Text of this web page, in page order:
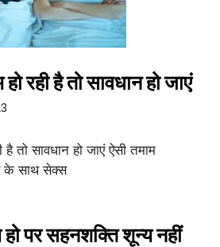
रही है तो सावधान हो जाएं
तो सावधान हो जाएं ऐसी तमाम
के साथ सेक्स
पर सहनशक्ति शून्य नहीं